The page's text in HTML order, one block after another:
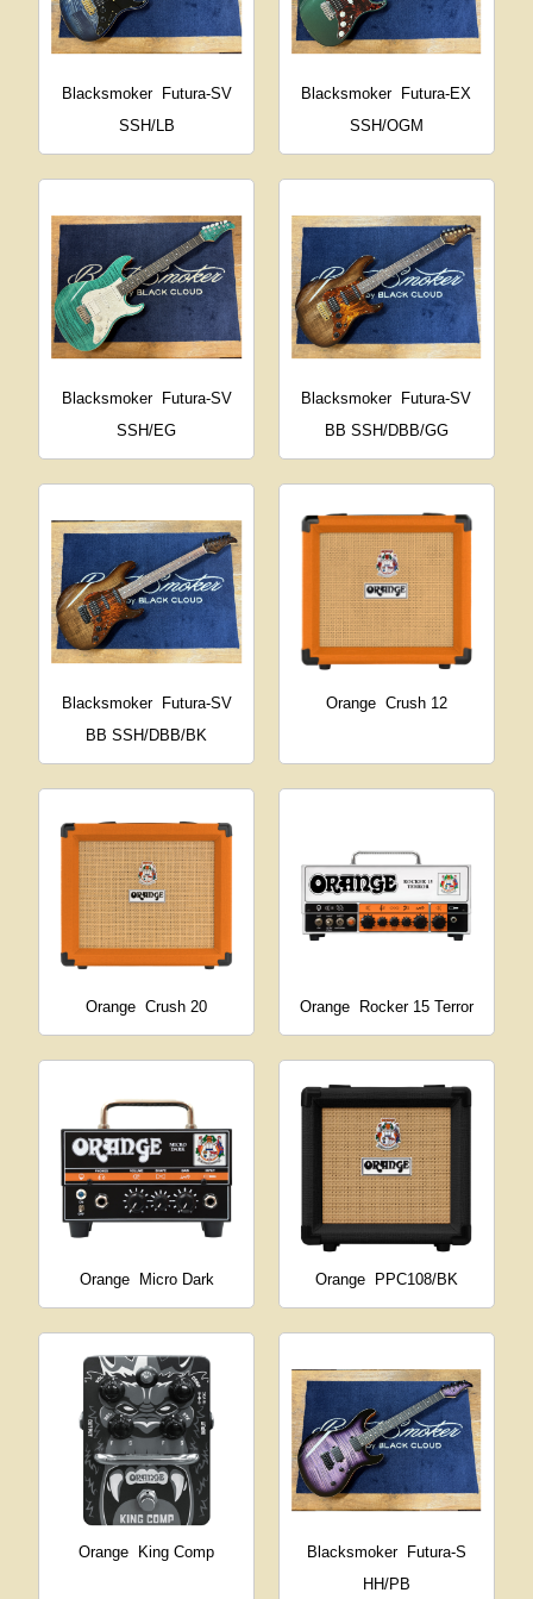
Blacksmoker
Futura-SV
SSH/LB
Blacksmoker
Futura-EX
SSH/OGM
Blacksmoker
Futura-SV
SSH/EG
Blacksmoker
Futura-SV
BB SSH/DBB/GG
Blacksmoker
Futura-SV
BB SSH/DBB/BK
Orange Crush 12
Orange Crush 20 Orange Rocker 15 Terror
Orange Micro Dark Orange PPC108/BK
Orange King Comp Blacksmoker
Futura-S
HH/PB